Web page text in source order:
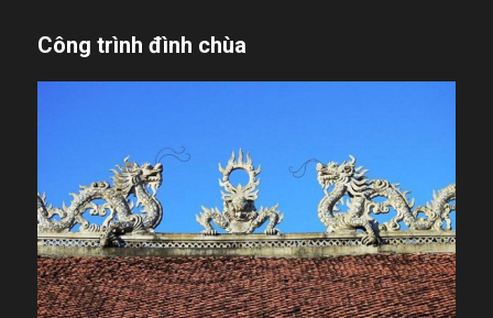
Công trình đình chùa